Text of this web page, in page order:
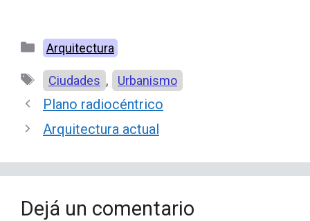
Categorías
Arquitectura
Etiquetas
Ciudades , Urbanismo
Plano radiocéntrico
Arquitectura actual
Dejá un comentario